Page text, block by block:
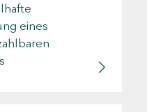
eines